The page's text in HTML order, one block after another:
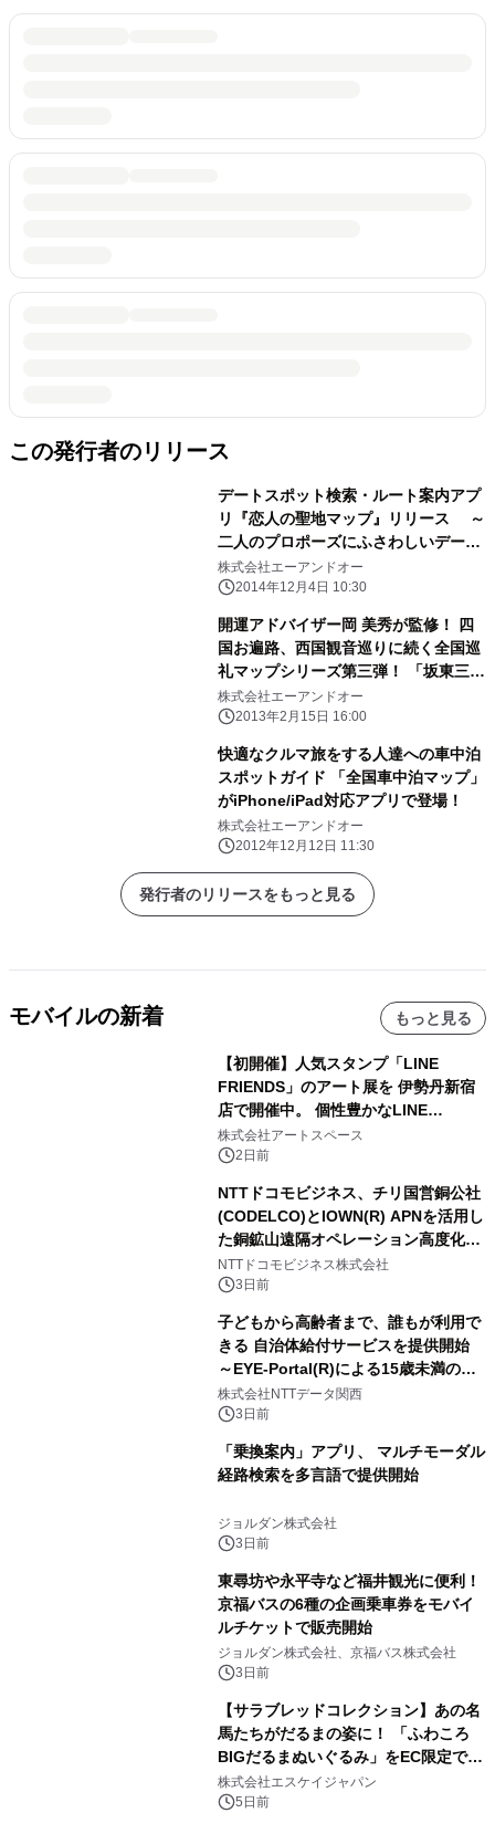
この発行者のリリース
デートスポット検索・ルート案内アプ
リ『恋人の聖地マップ』リリース ～
二人のプロポーズにふさわしいデート
スポットを！もっと幸せになれる ～
株式会社エーアンドオー
2014年12月4日 10:30
開運アドバイザー岡 美秀が監修！ 四
国お遍路、西国観音巡りに続く全国巡
礼マップシリーズ第三弾！ 「坂東三十
三観音霊場マップ」が登場！
(iPhone/iPad対応アプリ)
株式会社エーアンドオー
2013年2月15日 16:00
快適なクルマ旅をする人達への車中泊
スポットガイド 「全国車中泊マップ」
がiPhone/iPad対応アプリで登場！
株式会社エーアンドオー
2012年12月12日 11:30
発行者のリリースをもっと見る
モバイルの新着 もっと見る
【初開催】人気スタンプ「LINE
FRIENDS」のアート展を 伊勢丹新宿
店で開催中。 個性豊かなLINE
FRIENDSの仲間たちが インテリアア
ートとして新たな魅力を発信。
株式会社アートスペース
2日前
NTTドコモビジネス、チリ国営銅公社
(CODELCO)とIOWN(R) APNを活用し
た銅鉱山遠隔オペレーション高度化に
向けた調査・実証を開始
NTTドコモビジネス株式会社
3日前
子どもから高齢者まで、誰もが利用で
きる 自治体給付サービスを提供開始
～EYE-Portal(R)による15歳未満の本
人認証と デジタルデバイド対策で実現
～
株式会社NTTデータ関西
3日前
「乗換案内」アプリ、 マルチモーダル
経路検索を多言語で提供開始
ジョルダン株式会社
3日前
東尋坊や永平寺など福井観光に便利！
京福バスの6種の企画乗車券をモバイ
ルチケットで販売開始
ジョルダン株式会社、京福バス株式会社
3日前
【サラブレッドコレクション】あの名
馬たちがだるまの姿に！ 「ふわころ
BIGだるまぬいぐるみ」をEC限定で受
注販売開始
株式会社エスケイジャパン
5日前